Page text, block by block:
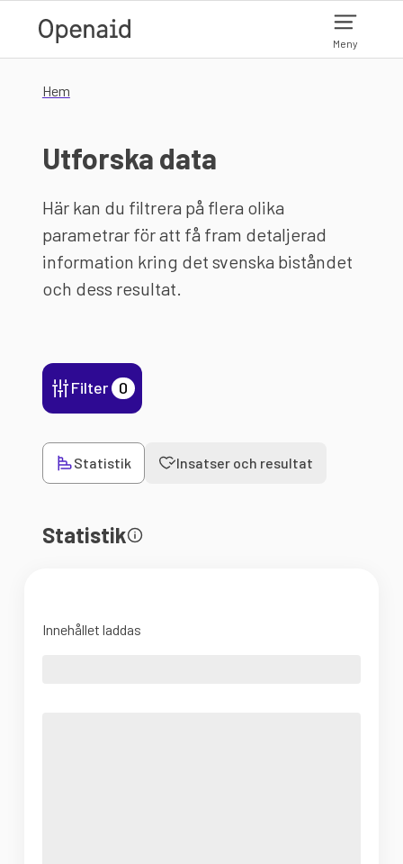
Meny
Hem
Utforska data
Här kan du filtrera på flera olika
parametrar för att få fram detaljerad
information kring det svenska biståndet
och dess resultat.
Filter 0
Statistik Insatser och resultat
Statistik
Innehållet laddas